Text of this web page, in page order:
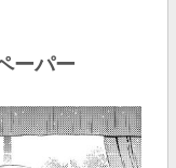
ーパー